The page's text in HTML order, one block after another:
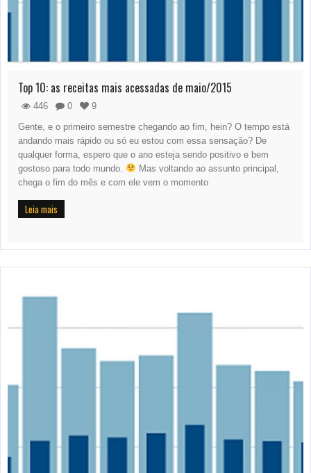
Top 10: as receitas mais acessadas de maio/2015
446 0
9
Gente, e o primeiro semestre chegando ao fim, hein? O tempo está
andando mais rápido ou só eu estou com essa sensação? De
qualquer forma, espero que o ano esteja sendo positivo e bem
gostoso para todo mundo.
Mas voltando ao assunto principal,
chega o fim do mês e com ele vem o momento
Leia mais